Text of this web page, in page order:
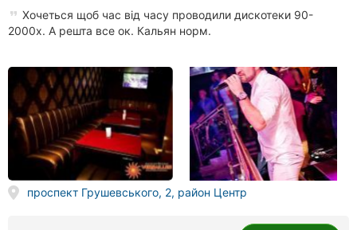
Київ
Запоріжжя
Дніпро
Львів
Кривий
Ріг
Хочеться щоб час від часу проводили дискотеки 90-
2000х. А решта все ок. Кальян норм.
проспект Грушевського, 2, район Центр